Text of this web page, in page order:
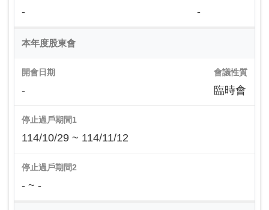
- -
本年度股東會
開會日期
-
會議性質
臨時會
停止過戶期間1
114/10/29 ~ 114/11/12
停止過戶期間2
- ~ -